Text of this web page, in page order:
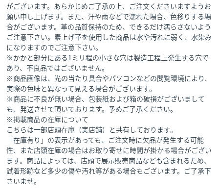
がございます。あらかじめご了承の上、ご注文くださいますようお
願い申し上げます。また、汗や雨などで濡れた場合、色移りする場
合がございます。革の品質保持のため、できるだけ濡らさないよう
ご注意下さい。素上げ革を使用した商品は水や汚れに弱く、水染み
になりますのでご注意下さい。
※かかと部分にある1ミリ程の小さな穴は製造工程上発生する穴で
あり、不良品ではございません。
※商品画像は、光の当たり具合やパソコンなどの閲覧環境により、
実際の色味と異なって見える場合がございます。
※商品に不良が無い場合、包装紙および箱の破損がございまして
も、発送させて頂いております。予めご了承ください。
※掲載商品の在庫について
こちらは一部店頭在庫（実店舗）と共有しております。
「在庫有り」の表示があっても、ご注文時に欠品が発生する可能
性、また店頭在庫の場合はお取り寄せに時間が掛かる場合がござい
ます。商品によっては、店頭で展示販売商品なども含まれるため、
試着形跡など多少の傷や汚れ等がある場合もございます。ご了承下
さいませ。